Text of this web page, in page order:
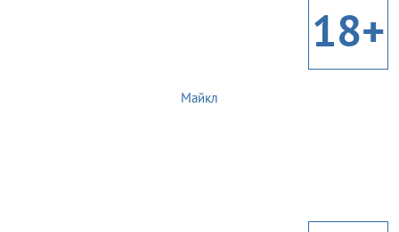
18+
Майкл